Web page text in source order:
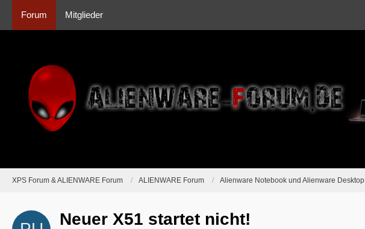
Forum Mitglieder
XPS Forum & ALIENWARE Forum ALIENWARE Forum Alienware Notebook und Alienware Desktop
Neuer X51 startet nicht!